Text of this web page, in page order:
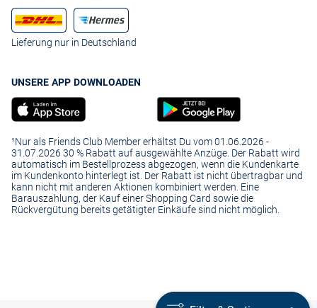
Lieferung nur in Deutschland
UNSERE APP DOWNLOADEN
¹Nur als Friends Club Member erhältst Du vom 01.06.2026 -
31.07.2026 30 % Rabatt auf ausgewählte Anzüge. Der Rabatt wird
automatisch im Bestellprozess abgezogen, wenn die Kundenkarte
im Kundenkonto hinterlegt ist. Der Rabatt ist nicht übertragbar und
kann nicht mit anderen Aktionen kombiniert werden. Eine
Barauszahlung, der Kauf einer Shopping Card sowie die
Rückvergütung bereits getätigter Einkäufe sind nicht möglich.